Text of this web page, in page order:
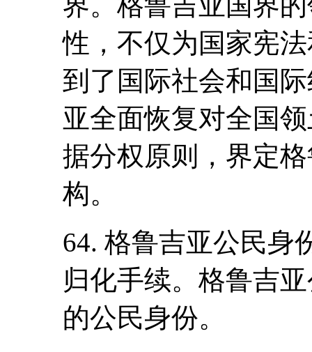
性，不仅为国家宪
到了国际社会和国
亚全面恢复对全国
据分权原则，界定
构。
64. 格鲁吉亚公民身
归化手续。格鲁吉
的公民身份。